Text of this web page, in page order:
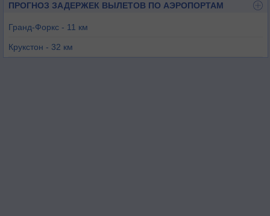
ПРОГНОЗ ЗАДЕРЖЕК ВЫЛЕТОВ ПО АЭРОПОРТАМ
Гранд-Форкс - 11 км
Крукстон - 32 км